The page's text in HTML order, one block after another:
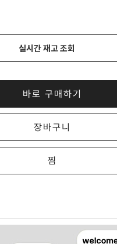
실시간 재고 조회
바로 구매하기
장바구니
찜